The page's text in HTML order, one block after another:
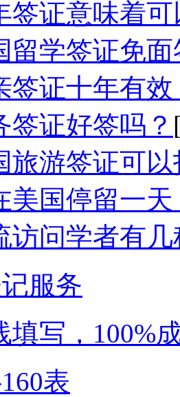
签证意味着
留学签证免
签证十年有
签证好签吗？
旅游签证可
美国停留一
访问学者有
服务
填写，100%
表